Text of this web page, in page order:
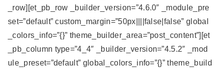
_row][et_pb_row _builder_version=”4.6.0″ _module_pre
set=”default” custom_margin=”50px||||false|false” global
_colors_info=”{}” theme_builder_area=”post_content”][et
_pb_column type=”4_4″ _builder_version=”4.5.2″ _mod
ule_preset=”default” global_colors_info=”{}” theme_build